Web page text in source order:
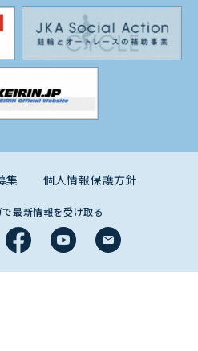
集 個人情報保護方針
最新情報を受け取る